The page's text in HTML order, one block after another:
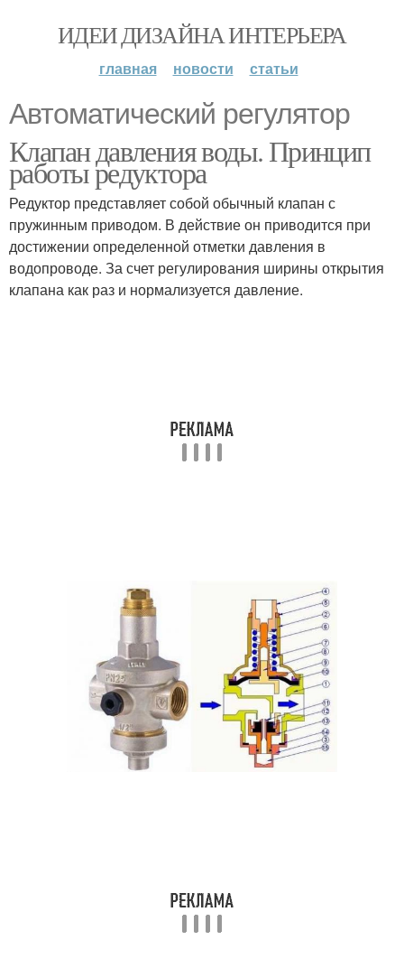
ИДЕИ ДИЗАЙНА ИНТЕРЬЕРА
главная новости статьи
Автоматический регулятор
Клапан давления воды. Принцип
работы редуктора
Редуктор представляет собой обычный клапан с
пружинным приводом. В действие он приводится при
достижении определенной отметки давления в
водопроводе. За счет регулирования ширины открытия
клапана как раз и нормализуется давление.